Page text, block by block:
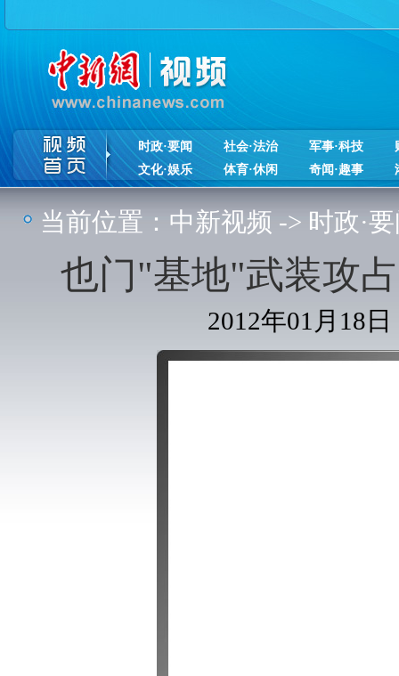
时政·要闻 社会·法治 军事·科技
文化·娱乐
体育·休闲 奇闻·趣事
当前位置： 中新视频 -> 时政·
也门"基地"武装攻
2012年01月18